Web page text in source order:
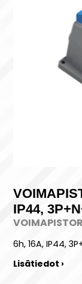
IP44,
6h, 16A, IP44,
Lisätiedot ›